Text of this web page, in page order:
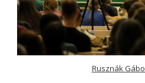
Rusznák